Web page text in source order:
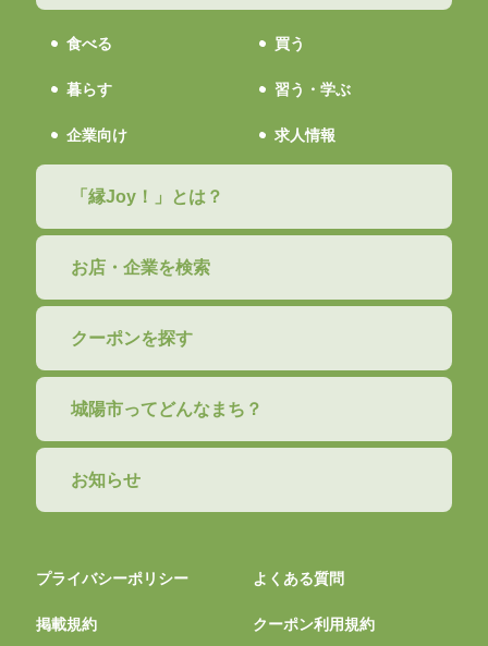
食べる 買う
暮らす 習う・学ぶ
企業向け 求人情報
「縁Joy！」とは？
お店・企業を検索
クーポンを探す
城陽市ってどんなまち？
お知らせ
プライバシーポリシー よくある質問
掲載規約 クーポン利用規約